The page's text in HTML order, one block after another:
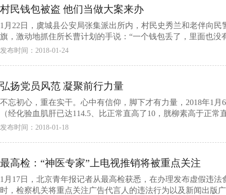
村民钱包被盗 他们当做大案来办
1月22日，虞城县公安局张集派出所内，村民史秀兰和老伴向
旗，激动地抓住所长曹计划的手说：“一个钱包丢了，里面也没
发布时间：2018-01-24
弘扬党员风范 凝聚前行力量
不忘初心，重在实干。心中有信仰，脚下才有力量，2018年1
（经化验血肌肝已达114.5、比正常直高了10，胱柳素高于正常
发布时间：2018-01-18
最高检：“神医专家”上电视推销将被重点关注
1月17日，北京青年报记者从最高检获悉，在办理发布虚假违
时，检察机关将重点关注广告代言人的违法行为以及新闻出版